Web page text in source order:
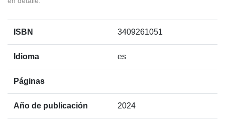
ISBN 3409261051
Idioma es
Páginas
Año de publicación 2024